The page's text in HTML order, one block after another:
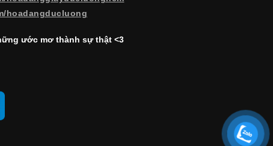
hoadangducluong
ước mơ thành sự thật <3